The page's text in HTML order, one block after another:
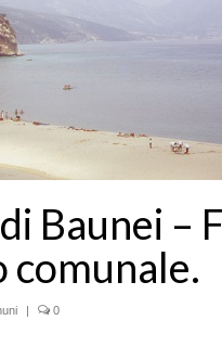
Baunei –
| 0